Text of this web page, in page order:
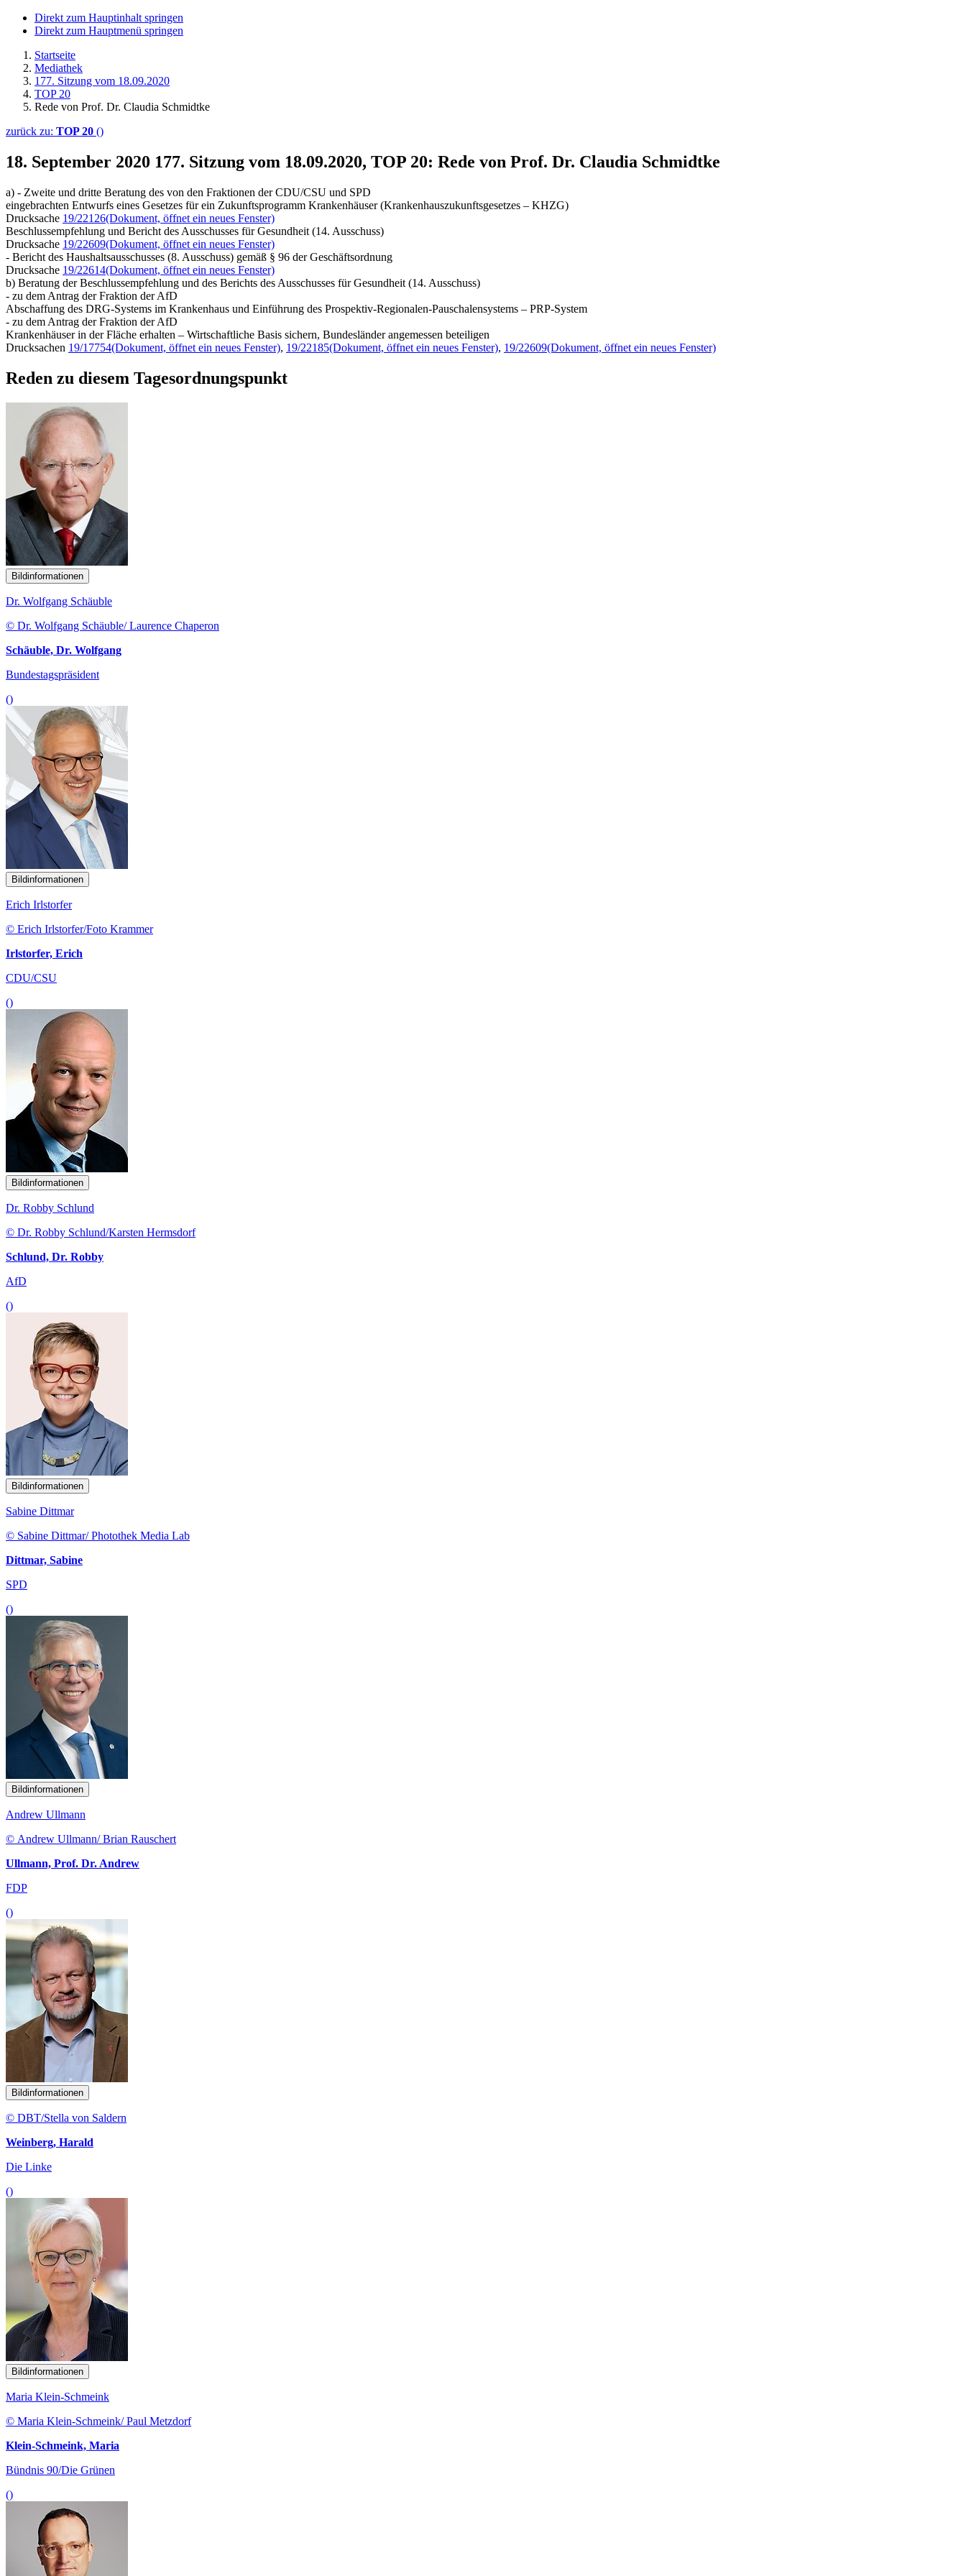
Direkt zum Hauptinhalt springen
Direkt zum Hauptmenü springen
Startseite
Mediathek
177. Sitzung vom 18.09.2020
TOP 20
Rede von Prof. Dr. Claudia Schmidtke
zurück zu: TOP 20 ()
18. September 2020 177. Sitzung vom 18.09.2020, TOP 20: Rede von Prof. Dr. Claudia Schmidtke
a) - Zweite und dritte Beratung des von den Fraktionen der CDU/CSU und SPD
eingebrachten Entwurfs eines Gesetzes für ein Zukunftsprogramm Krankenhäuser (Krankenhauszukunftsgesetzes – KHZG)
Drucksache 19/22126(Dokument, öffnet ein neues Fenster)
Beschlussempfehlung und Bericht des Ausschusses für Gesundheit (14. Ausschuss)
Drucksache 19/22609(Dokument, öffnet ein neues Fenster)
- Bericht des Haushaltsausschusses (8. Ausschuss) gemäß § 96 der Geschäftsordnung
Drucksache 19/22614(Dokument, öffnet ein neues Fenster)
b) Beratung der Beschlussempfehlung und des Berichts des Ausschusses für Gesundheit (14. Ausschuss)
- zu dem Antrag der Fraktion der AfD
Abschaffung des DRG-Systems im Krankenhaus und Einführung des Prospektiv-Regionalen-Pauschalensystems – PRP-System
- zu dem Antrag der Fraktion der AfD
Krankenhäuser in der Fläche erhalten – Wirtschaftliche Basis sichern, Bundesländer angemessen beteiligen
Drucksachen 19/17754(Dokument, öffnet ein neues Fenster), 19/22185(Dokument, öffnet ein neues Fenster), 19/22609(Dokument, öffnet ein neues Fenster)
Reden zu diesem Tagesordnungspunkt
Bildinformationen
Dr. Wolfgang Schäuble
© Dr. Wolfgang Schäuble/ Laurence Chaperon
Schäuble, Dr. Wolfgang
Bundestagspräsident
()
Bildinformationen
Erich Irlstorfer
© Erich Irlstorfer/Foto Krammer
Irlstorfer, Erich
CDU/CSU
()
Bildinformationen
Dr. Robby Schlund
© Dr. Robby Schlund/Karsten Hermsdorf
Schlund, Dr. Robby
AfD
()
Bildinformationen
Sabine Dittmar
© Sabine Dittmar/ Photothek Media Lab
Dittmar, Sabine
SPD
()
Bildinformationen
Andrew Ullmann
© Andrew Ullmann/ Brian Rauschert
Ullmann, Prof. Dr. Andrew
FDP
()
Bildinformationen
© DBT/Stella von Saldern
Weinberg, Harald
Die Linke
()
Bildinformationen
Maria Klein-Schmeink
© Maria Klein-Schmeink/ Paul Metzdorf
Klein-Schmeink, Maria
Bündnis 90/Die Grünen
()